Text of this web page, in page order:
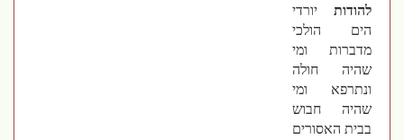
להודותיורדי
הים הולכי
מדברות ומי
שהיה חולה
ונתרפא ומי
שהיה חבוש
בבית האסורים